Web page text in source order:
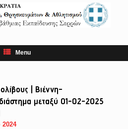
Menu
| Βιέννη-
μεταξύ 01-02-2025
2024